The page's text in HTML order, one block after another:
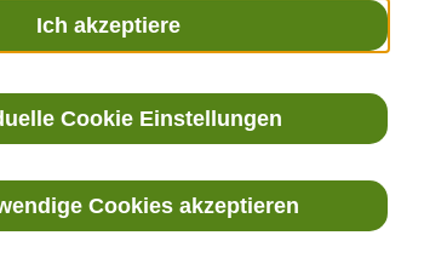
Ich akzeptiere
Cookie Einstellungen
Cookies akzeptieren